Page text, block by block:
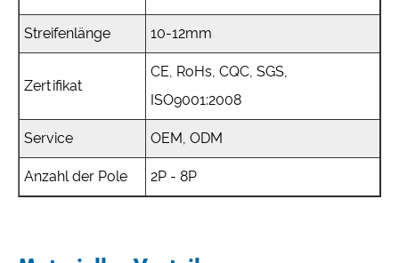
Streifenlänge 10-12mm
Zertifikat
CE, RoHs, CQC, SGS,
ISO9001:2008
Service OEM, ODM
Anzahl der Pole 2P - 8P